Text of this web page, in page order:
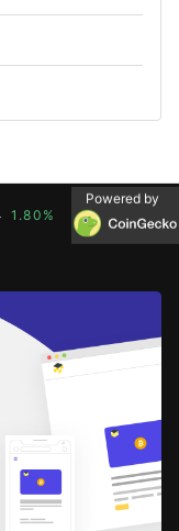
BNB $603.21
Powered by